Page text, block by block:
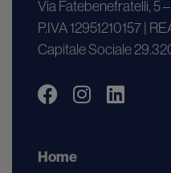
Via Fatebenefratelli, 5
P.IVA 12951210157 |
Capitale Sociale
Home